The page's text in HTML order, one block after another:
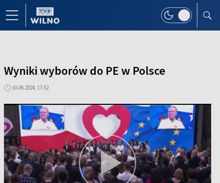
Wyniki wyborów do PE w Polsce
10.06.2024, 17:52